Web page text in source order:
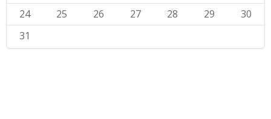
24
25 26 27 28 29
30
31